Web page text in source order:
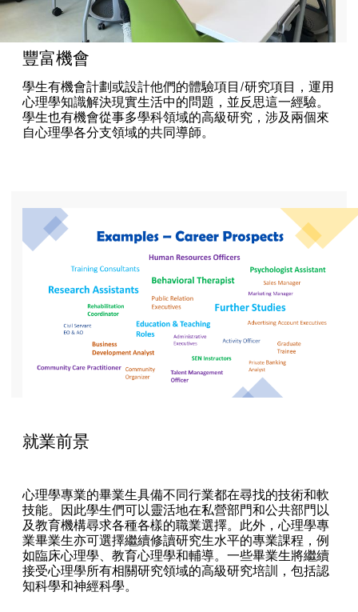
豐富機會
學生有機會計劃或設計他們的體驗項目/研究項目，運用
心理學知識解決現實生活中的問題，並反思這一經驗。
學生也有機會從事多學科領域的高級研究，涉及兩個來
自心理學各分支領域的共同導師。
就業前景
心理學專業的畢業生具備不同行業都在尋找的技術和軟
技能。因此學生們可以靈活地在私營部門和公共部門以
及教育機構尋求各種各樣的職業選擇。此外，心理學專
業畢業生亦可選擇繼續修讀研究生水平的專業課程，例
如臨床心理學、教育心理學和輔導。一些畢業生將繼續
接受心理學所有相關研究領域的高級研究培訓，包括認
知科學和神經科學。